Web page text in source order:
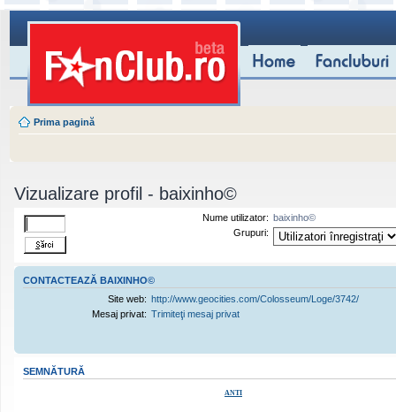
Prima pagină
Vizualizare profil - baixinho©
Nume utilizator: baixinho©
Grupuri:
CONTACTEAZĂ BAIXINHO©
Site web: http://www.geocities.com/Colosseum/Loge/3742/
Mesaj privat: Trimiteţi mesaj privat
SEMNĂTURĂ
ANTI